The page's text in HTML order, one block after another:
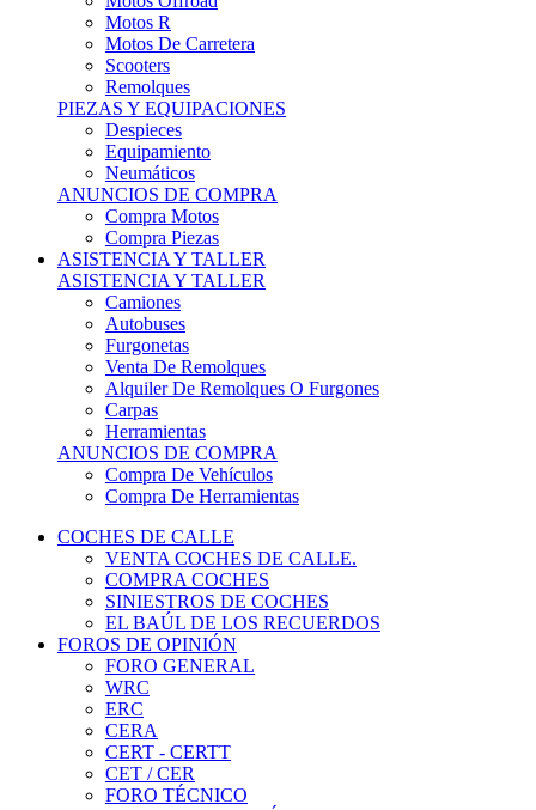
Motos R
Motos De Carretera
Scooters
Remolques
PIEZAS Y EQUIPACIONES
Despieces
Equipamiento
Neumáticos
ANUNCIOS DE COMPRA
Compra Motos
Compra Piezas
ASISTENCIA Y TALLER
ASISTENCIA Y TALLER
Camiones
Autobuses
Furgonetas
Venta De Remolques
Alquiler De Remolques O Furgones
Carpas
Herramientas
ANUNCIOS DE COMPRA
Compra De Vehículos
Compra De Herramientas
COCHES DE CALLE
VENTA COCHES DE CALLE.
COMPRA COCHES
SINIESTROS DE COCHES
EL BAÚL DE LOS RECUERDOS
FOROS DE OPINIÓN
FORO GENERAL
WRC
ERC
CERA
CERT - CERTT
CET / CER
FORO TÉCNICO